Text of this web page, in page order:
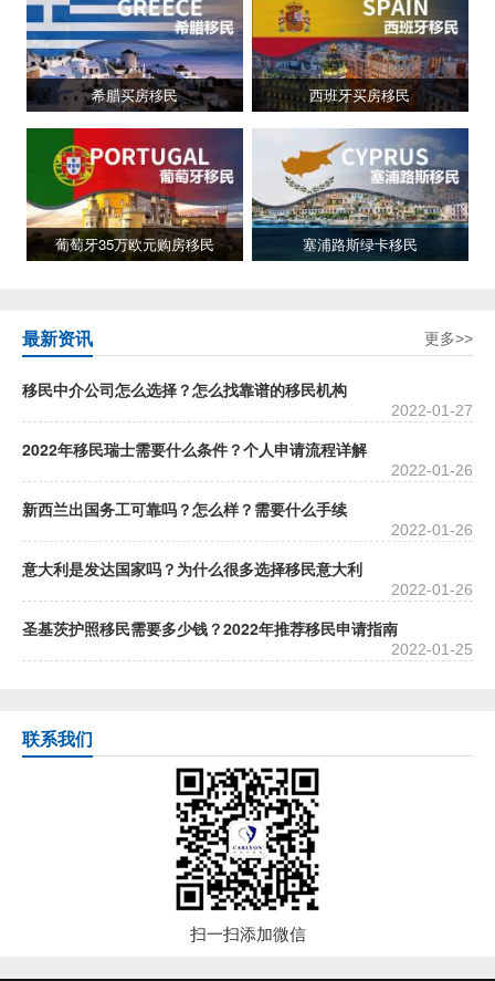
希腊买房移民 西班牙买房移民
葡萄牙35万欧元购房移民 塞浦路斯绿卡移民
最新资讯 更多>>
移民中介公司怎么选择？怎么找靠谱的移民机构
2022-01-27
2022年移民瑞士需要什么条件？个人申请流程详解
2022-01-26
新西兰出国务工可靠吗？怎么样？需要什么手续
2022-01-26
意大利是发达国家吗？为什么很多选择移民意大利
2022-01-26
圣基茨护照移民需要多少钱？2022年推荐移民申请指南
2022-01-25
联系我们
扫一扫添加微信